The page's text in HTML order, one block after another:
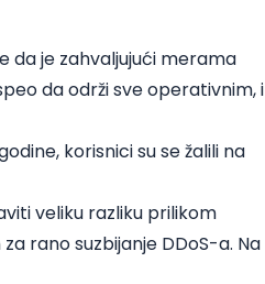
da je zahvaljujući merama
da održi sve operativnim, i
korisnici su se žalili na
veliku razliku prilikom
rano suzbijanje DDoS-a. Na